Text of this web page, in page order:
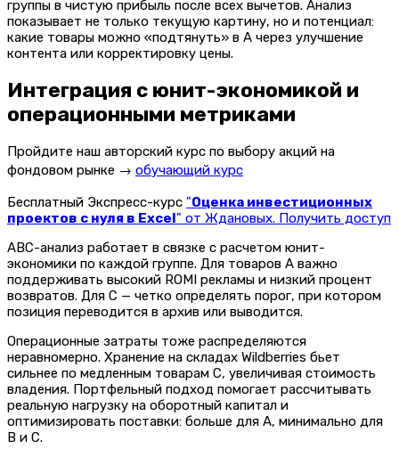
группы в чистую прибыль после всех вычетов. Анализ
показывает не только текущую картину, но и потенциал:
какие товары можно «подтянуть» в A через улучшение
контента или корректировку цены.
Интеграция с юнит-экономикой и
операционными метриками
Пройдите наш авторский курс по выбору акций на
фондовом рынке → обучающий курс
Бесплатный Экспресс-курс "Оценка инвестиционных
проектов с нуля в Excel" от Ждановых. Получить доступ
ABC-анализ работает в связке с расчетом юнит-
экономики по каждой группе. Для товаров A важно
поддерживать высокий ROMI рекламы и низкий процент
возвратов. Для C — четко определять порог, при котором
позиция переводится в архив или выводится.
Операционные затраты тоже распределяются
неравномерно. Хранение на складах Wildberries бьет
сильнее по медленным товарам C, увеличивая стоимость
владения. Портфельный подход помогает рассчитывать
реальную нагрузку на оборотный капитал и
оптимизировать поставки: больше для A, минимально для
B и C.